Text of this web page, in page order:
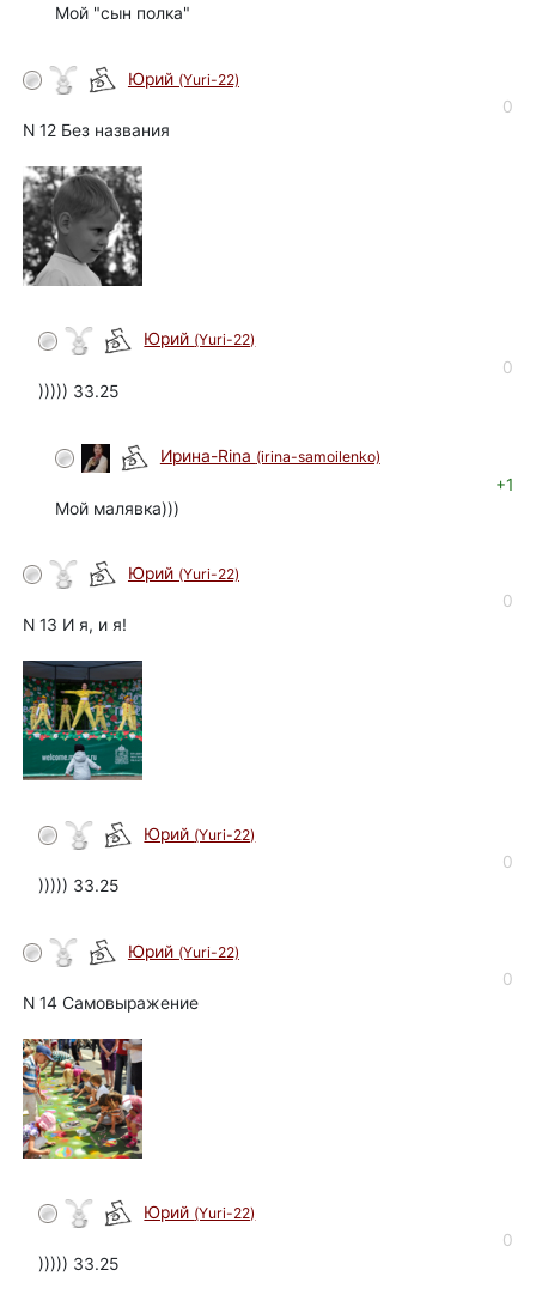
Мой "сын полка"
Юрий (Yuri-22)
0
N 12 Без названия
Юрий (Yuri-22)
0
))))) 33.25
Ирина-Rina (irina-samoilenko)
+1
Мой малявка)))
Юрий (Yuri-22)
0
N 13 И я, и я!
Юрий (Yuri-22)
0
))))) 33.25
Юрий (Yuri-22)
0
N 14 Самовыражение
Юрий (Yuri-22)
0
))))) 33.25